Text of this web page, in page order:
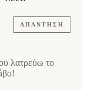
ΑΠΆΝΤΗΣΗ
λατρεύω το